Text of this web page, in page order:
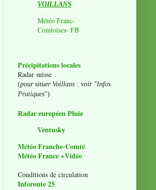
VOILLANS
Météo Franc-
Comtoises- FB
Précipitations locales
Radar suisse
(pour situer Voillans : voir "Infos
Pratiques")
Radar européen Pluie
Ventusky
Météo Franche-Comté
Météo France +Vidéo
Conditions de circulation
Inforoute 25